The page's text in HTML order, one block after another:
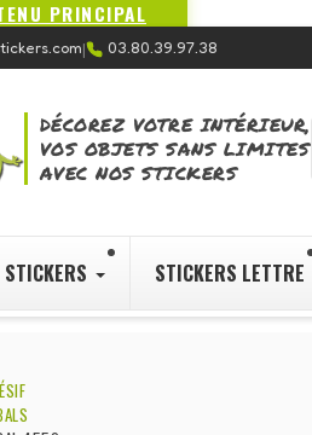
PRINCIPAL
| 03.80.39.97.38
DÉCOREZ VOTRE INTÉRIEUR,
VOS OBJETS SANS LIMITES
AVEC NOS STICKERS
STICKERS STICKERS LETTRE